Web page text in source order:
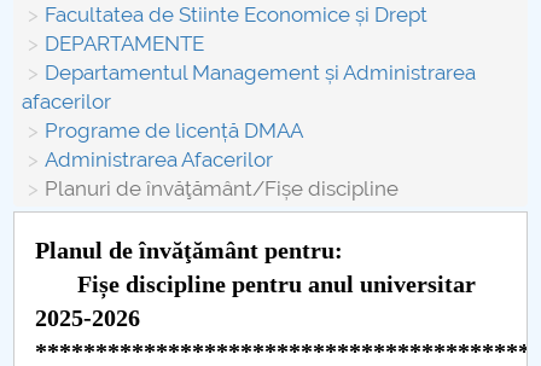
Despre Universitate
Centrul de Management al Proiectelor
Consiliul de Administratie
Admitere
Români de pretutindeni - ADMITERE
Facultatea de Stiinte Economice și Drept
DEPARTAMENTE
Departamentul Management și Administrarea
afacerilor
Programe de licență DMAA
Administrarea Afacerilor
Planuri de învăţământ/Fișe discipline
Planul de învăţământ pentru:
Fișe discipline pentru anul universitar
2025-2026